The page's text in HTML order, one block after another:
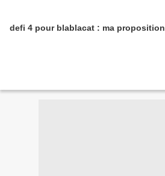
defi 4 pour blablacat : ma proposition